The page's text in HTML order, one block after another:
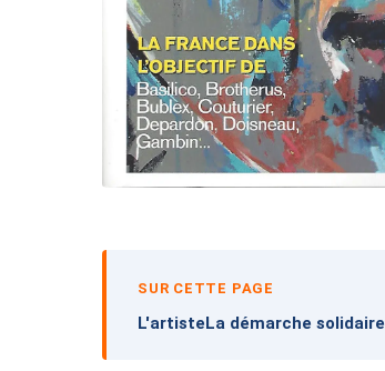
SUR CETTE PAGE
L'artisteLa démarche solidaire